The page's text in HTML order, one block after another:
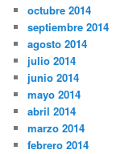
octubre 2014
septiembre 2014
agosto 2014
julio 2014
junio 2014
mayo 2014
abril 2014
marzo 2014
febrero 2014